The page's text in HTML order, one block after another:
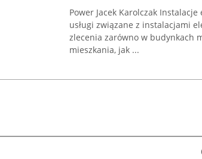
Power Jacek Karolczak
usługi związane z instalacjami
zlecenia zarówno w budynkach
mieszkania, jak ...